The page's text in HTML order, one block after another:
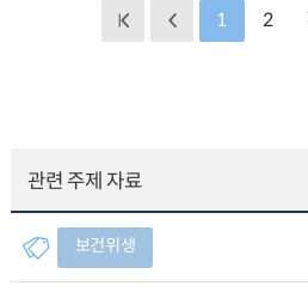
1 2
관련 주제 자료
보건위생